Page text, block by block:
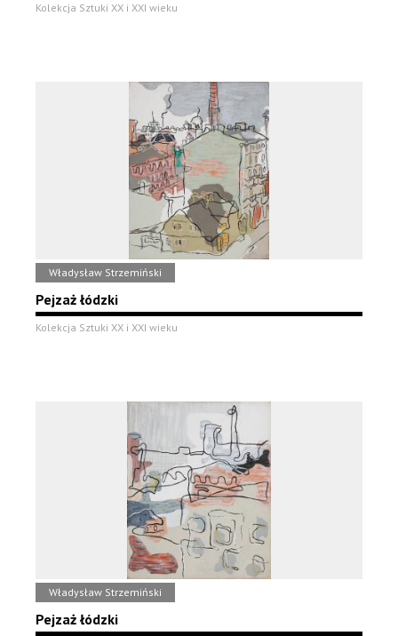
Kolekcja Sztuki XX i XXI wieku
Władysław Strzemiński
Pejzaż łódzki
Kolekcja Sztuki XX i XXI wieku
Władysław Strzemiński
Pejzaż łódzki